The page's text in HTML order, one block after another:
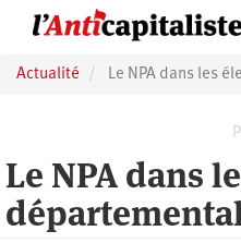
principal
Actualité Le NPA dans les
Le NPA dans